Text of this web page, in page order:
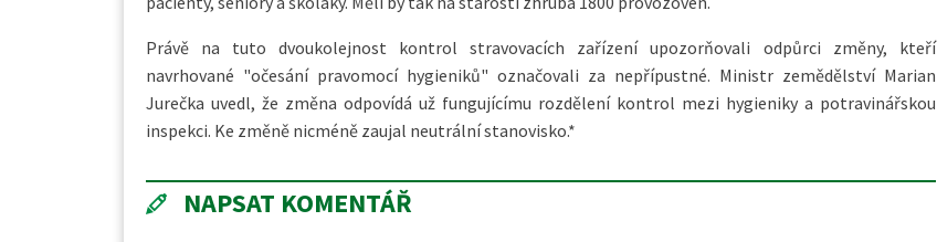
Právě na tuto dvoukolejnost kontrol stravovacích zařízení upozorňovali odpůrci změny, kteří
navrhované "očesání pravomocí hygieniků" označovali za nepřípustné. Ministr zemědělství Marian
Jurečka uvedl, že změna odpovídá už fungujícímu rozdělení kontrol mezi hygieniky a potravinářskou
inspekci. Ke změně nicméně zaujal neutrální stanovisko.*
NAPSAT KOMENTÁŘ